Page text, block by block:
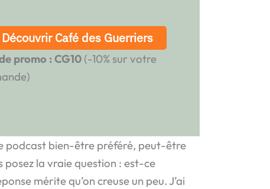
Café des Guerriers
promo :CG10(-10% sur votre
podcast bien-être préféré, peut-être
la vraie question : est-ce
mérite qu’on creuse un peu. J’ai